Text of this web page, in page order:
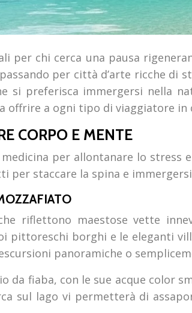
per chi cerca una pausa
per città d’arte ricche di
si preferisca immergersi nella
offrire a ogni tipo di viaggiatore in
CORPO E MENTE
per allontanare lo
per staccare la spina e
riflettono maestose vette
pittoreschi borghi e le eleganti
panoramiche o
da fiaba, con le sue acque color
sul lago vi permetterà di